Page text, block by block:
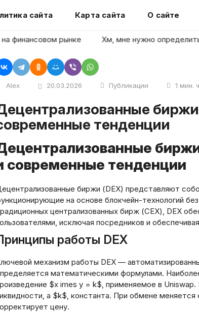
сайта Карта сайта О сайте
рынке Хм, мне нужно определить
Alex 20.03.2026 Публикации 1 мин.
функционирования и
тенденции
современные тенденции
биржи (DEX) представляют
на основе блокчейн-технологий
централизованных бирж (CEX), DEX
исключая посредников и
работы DEX
механизм работы DEX —
математическими формулами.
$x imes y = k$, применяемое в
а $k$, константа. При обмене
цену.